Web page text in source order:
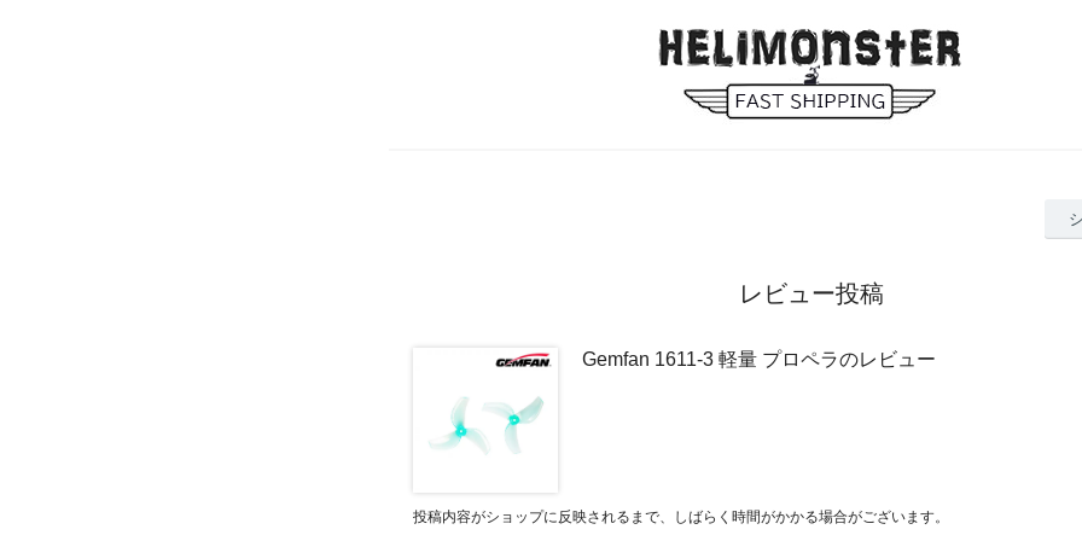
レビュー投稿
Gemfan 1611-3 軽量 プロペラのレビュー
投稿内容がショップに反映されるまで、しばらく時間がかかる場合がございます。